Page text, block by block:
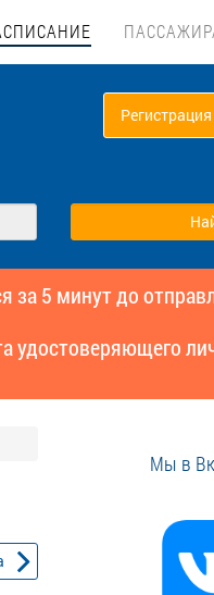
Регистрация
за 5 минут до
удостоверяющего
Мы в